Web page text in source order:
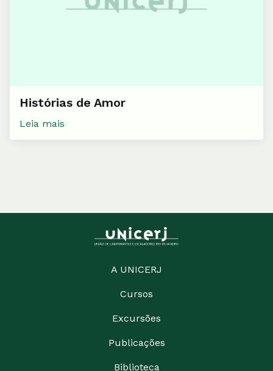
Histórias de Amor
Leia mais
A UNICERJ
Cursos
Excursões
Publicações
Biblioteca